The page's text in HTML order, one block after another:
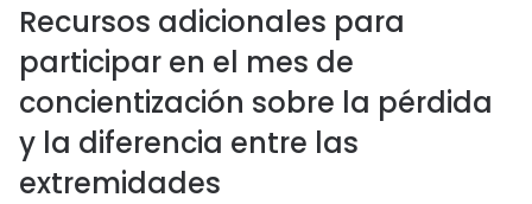
Recursos adicionales para
participar en el mes de
concientización sobre la pérdida
y la diferencia entre las
extremidades